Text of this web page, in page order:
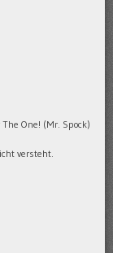
One! (Mr. Spock)
versteht.